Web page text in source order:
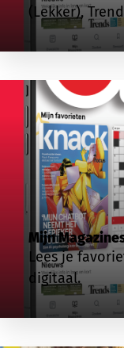
(Lekker),
Mijn
Lees je
digitaal.